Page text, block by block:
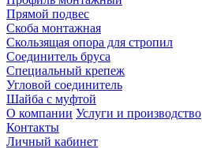
Прямой подвес
Скоба монтажная
Скользящая опора для стропил
Соединитель бруса
Специальный крепеж
Угловой соединитель
Шайба с муфтой
О компании Услуги и производство
Контакты
Личный кабинет